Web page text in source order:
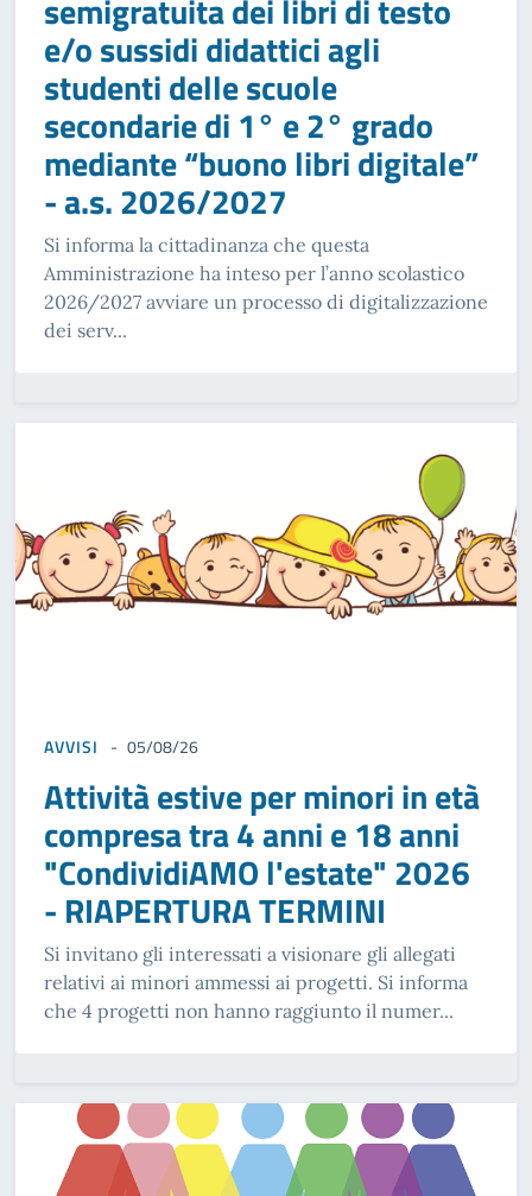
semigratuita dei libri di testo
e/o sussidi didattici agli
studenti delle scuole
secondarie di 1° e 2° grado
mediante “buono libri digitale”
- a.s. 2026/2027
Si informa la cittadinanza che questa
Amministrazione ha inteso per l’anno scolastico
2026/2027 avviare un processo di digitalizzazione
dei serv...
AVVISI 05/08/26
Attività estive per minori in età
compresa tra 4 anni e 18 anni
"CondividiAMO l'estate" 2026
- RIAPERTURA TERMINI
Si invitano gli interessati a visionare gli allegati
relativi ai minori ammessi ai progetti. Si informa
che 4 progetti non hanno raggiunto il numer...